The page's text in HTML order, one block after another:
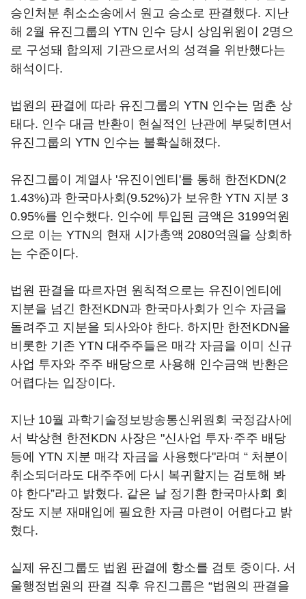
승인처분 취소소송에서 원고 승소로 판결했다. 지난
해 2월 유진그룹의 YTN 인수 당시 상임위원이 2명으
로 구성돼 합의제 기관으로서의 성격을 위반했다는
해석이다.
법원의 판결에 따라 유진그룹의 YTN 인수는 멈춘 상
태다. 인수 대금 반환이 현실적인 난관에 부딪히면서
유진그룹의 YTN 인수는 불확실해졌다.
유진그룹이 계열사 '유진이엔티'를 통해 한전KDN(2
1.43%)과 한국마사회(9.52%)가 보유한 YTN 지분 3
0.95%를 인수했다. 인수에 투입된 금액은 3199억원
으로 이는 YTN의 현재 시가총액 2080억원을 상회하
는 수준이다.
법원 판결을 따르자면 원칙적으로는 유진이엔티에
지분을 넘긴 한전KDN과 한국마사회가 인수 자금을
돌려주고 지분을 되사와야 한다. 하지만 한전KDN을
비롯한 기존 YTN 대주주들은 매각 자금을 이미 신규
사업 투자와 주주 배당으로 사용해 인수금액 반환은
어렵다는 입장이다.
지난 10월 과학기술정보방송통신위원회 국정감사에
서 박상현 한전KDN 사장은 "신사업 투자·주주 배당
등에 YTN 지분 매각 자금을 사용했다"라며 “ 처분이
취소되더라도 대주주에 다시 복귀할지는 검토해 봐
야 한다”라고 밝혔다. 같은 날 정기환 한국마사회 회
장도 지분 재매입에 필요한 자금 마련이 어렵다고 밝
혔다.
실제 유진그룹도 법원 판결에 항소를 검토 중이다. 서
울행정법원의 판결 직후 유진그룹은 “법원의 판결을